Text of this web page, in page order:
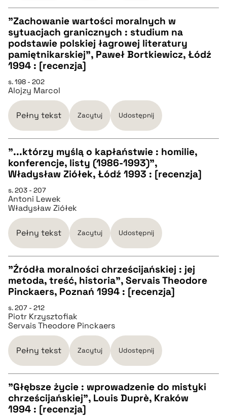
CZYSTY TEKST
pobierz cytat
BIBTEX
pobierz cytat
"Zachowanie wartości moralnych w
sytuacjach granicznych : studium na
podstawie polskiej łagrowej literatury
pamiętnikarskiej", Paweł Bortkiewicz, Łódź
1994 : [recenzja]
s. 198 - 202
Alojzy Marcol
Pełny tekst Zacytuj Udostępnij
CZYSTY TEKST
pobierz cytat
BIBTEX
"...którzy myślą o kapłaństwie : homilie,
konferencje, listy (1986-1993)",
Władysław Ziółek, Łódź 1993 : [recenzja]
s. 203 - 207
Antoni Lewek
Władysław Ziółek
Pełny tekst Zacytuj Udostępnij
CZYSTY TEKST
pobierz cytat
BIBTEX
"Źródła moralności chrześcijańskiej : jej
metoda, treść, historia", Servais Theodore
Pinckaers, Poznań 1994 : [recenzja]
s. 207 - 212
Piotr Krzysztofiak
Servais Theodore Pinckaers
Pełny tekst Zacytuj Udostępnij
CZYSTY TEKST
"Głębsze życie : wprowadzenie do mistyki
chrześcijańskiej", Louis Duprè, Kraków
1994 : [recenzja]